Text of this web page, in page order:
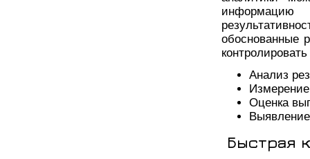
обоснованные
Анализ
Оценка
Быстрая